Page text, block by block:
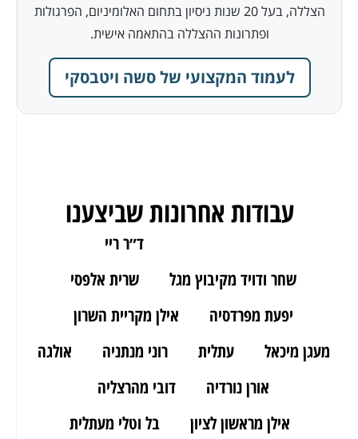
הצללה, בעל 20 שנות ניסיון בתחום האלומיניום, הפרגולות
ופתרונות ההצללה בהתאמה אישית.
לעמוד המקצועי של סשה ויטבסקי
עבודות אחרונות שביצענו
ד״ר ריי
שחר ודויד מקיבוץ מגל
שרית אלפסי
יפעת מפרדסיה
אילן מקריית השרון
מעגן מיכאל
עתלית רוני מנתניה
אולגה
אורן נורדיה
דובי מהרצליה
אילן מראשון לציון
בל וטלי מעתלית